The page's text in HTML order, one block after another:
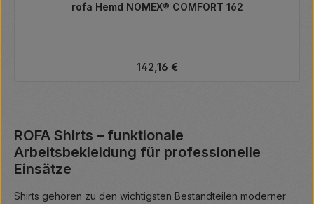
rofa Hemd NOMEX® COMFORT 162
Regulärer Preis:
142,16 €
ROFA Shirts – funktionale
Arbeitsbekleidung für professionelle
Einsätze
Shirts gehören zu den wichtigsten Bestandteilen moderner